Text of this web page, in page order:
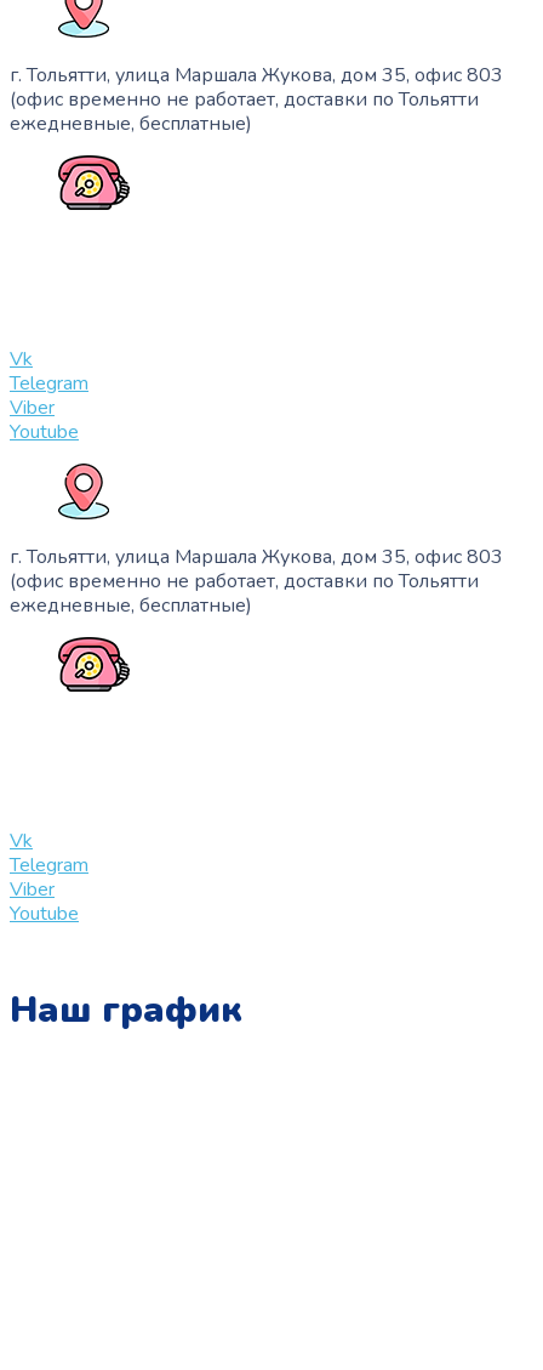
г. Тольятти, улица Маршала Жукова, дом 35, офис 803
(офис временно не работает, доставки по Тольятти
ежедневные, бесплатные)
Vk
Telegram
Viber
Youtube
г. Тольятти, улица Маршала Жукова, дом 35, офис 803
(офис временно не работает, доставки по Тольятти
ежедневные, бесплатные)
Vk
Telegram
Viber
Youtube
Наш график